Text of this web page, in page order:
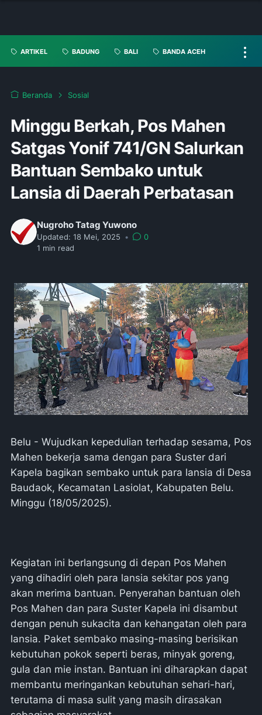
ARTIKEL BADUNG BALI BANDA ACEH
Beranda Sosial
Minggu Berkah, Pos Mahen
Satgas Yonif 741/GN Salurkan
Bantuan Sembako untuk
Lansia di Daerah Perbatasan
Nugroho Tatag Yuwono
Updated: 18 Mei, 2025 •
0
1 min read
Belu - Wujudkan kepedulian terhadap sesama, Pos
Mahen bekerja sama dengan para Suster dari
Kapela bagikan sembako untuk para lansia di Desa
Baudaok, Kecamatan Lasiolat, Kabupaten Belu.
Minggu (18/05/2025).
Kegiatan ini berlangsung di depan Pos Mahen
yang dihadiri oleh para lansia sekitar pos yang
akan merima bantuan. Penyerahan bantuan oleh
Pos Mahen dan para Suster Kapela ini disambut
dengan penuh sukacita dan kehangatan oleh para
lansia. Paket sembako masing-masing berisikan
kebutuhan pokok seperti beras, minyak goreng,
gula dan mie instan. Bantuan ini diharapkan dapat
membantu meringankan kebutuhan sehari-hari,
terutama di masa sulit yang masih dirasakan